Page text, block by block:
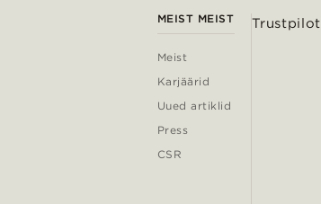
MEIST MEIST
Meist
Karjäärid
Uued artiklid
Press
CSR
Trustpilot